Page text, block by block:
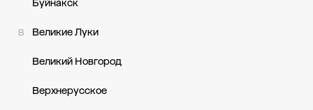
Буйнакск
В Великие Луки
Великий Новгород
Верхнерусское